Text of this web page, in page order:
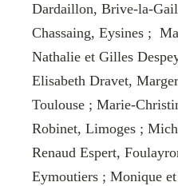
Dardaillon, Brive-la-
Chassaing, Eysines ;
Nathalie et Gilles
Elisabeth Dravet,
Toulouse ; Marie-
Robinet, Limoges ;
Renaud Espert,
Eymoutiers ; Monique